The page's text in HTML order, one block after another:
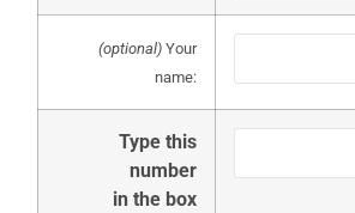
(optional) Your
name:
Type this
number
in the box